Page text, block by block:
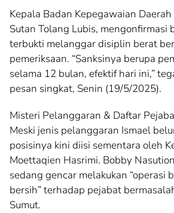
Kepala Badan Kepegawaian Daerah
Sutan Tolang Lubis, mengonfirmasi
terbukti melanggar disiplin berat
pemeriksaan. “Sanksinya berupa
selama 12 bulan, efektif hari ini,”
pesan singkat, Senin (19/5/2025).
Misteri Pelanggaran & Daftar
Meski jenis pelanggaran Ismael
posisinya kini diisi sementara oleh
Moettaqien Hasrimi. Bobby
sedang gencar melakukan “operasi
bersih” terhadap pejabat
Sumut.